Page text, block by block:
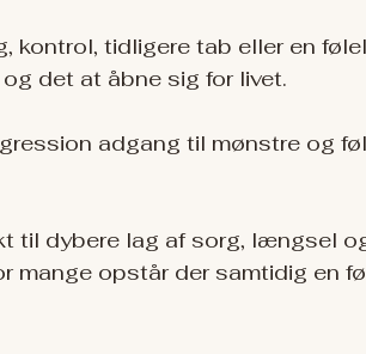
kontrol, tidligere tab eller en
det at åbne sig for livet.
adgang til mønstre og
til dybere lag af sorg, længsel
mange opstår der samtidig en